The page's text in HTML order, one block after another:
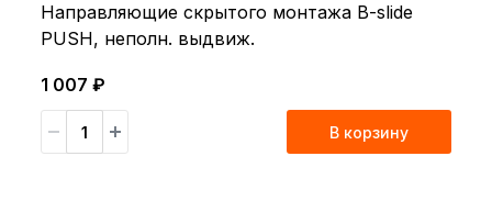
Направляющие cкрытого монтажа B-slide
PUSH, неполн. выдвиж.
1 007 ₽
В корзину